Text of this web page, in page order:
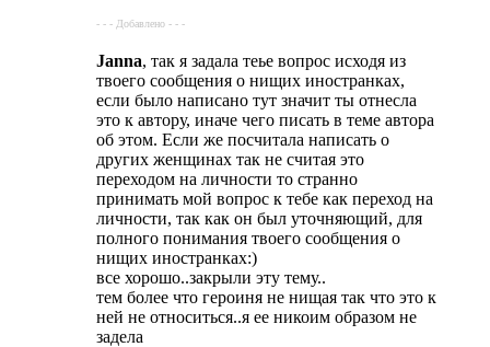
- - - Добавлено - - -
Janna, так я задала теье вопрос исходя из
твоего сообщения о нищих иностранках,
если было написано тут значит ты отнесла
это к автору, иначе чего писать в теме автора
об этом. Если же посчитала написать о
других женщинах так не считая это
переходом на личности то странно
принимать мой вопрос к тебе как переход на
личности, так как он был уточняющий, для
полного понимания твоего сообщения о
нищих иностранках:)
все хорошо..закрыли эту тему..
тем более что героиня не нищая так что это к
ней не относиться..я ее никоим образом не
задела